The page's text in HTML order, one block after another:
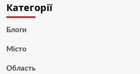
Категорії
Блоги
Місто
Область